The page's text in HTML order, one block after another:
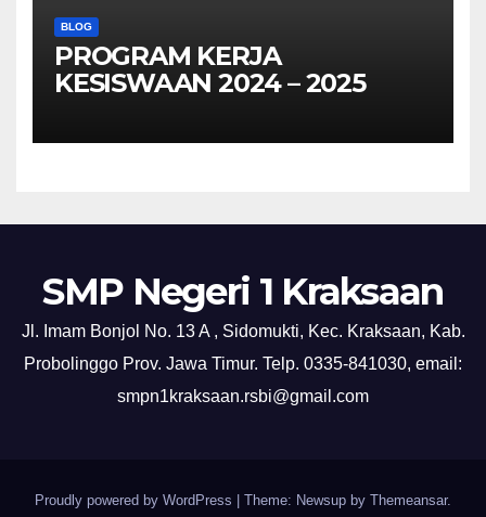
BLOG
PROGRAM KERJA
KESISWAAN 2024 – 2025
SMP Negeri 1 Kraksaan
Jl. Imam Bonjol No. 13 A , Sidomukti, Kec. Kraksaan, Kab.
Probolinggo Prov. Jawa Timur. Telp. 0335-841030, email:
smpn1kraksaan.rsbi@gmail.com
Proudly powered by WordPress | Theme: Newsup by Themeansar.